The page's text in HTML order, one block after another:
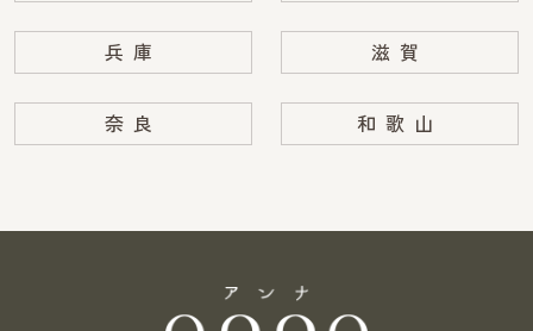
兵庫 滋賀
奈良 和歌山